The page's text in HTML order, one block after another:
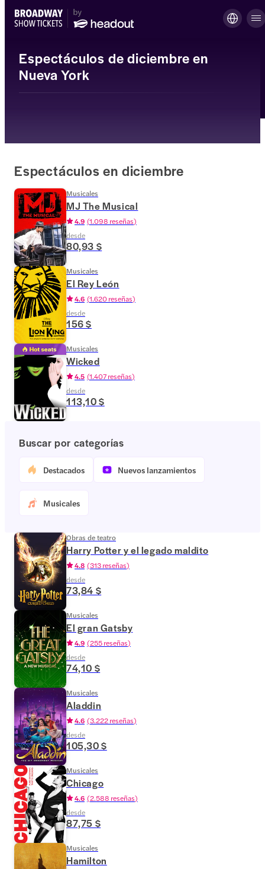
Espectáculos de diciembre en
Nueva York
Espectáculos en diciembre
Musicales
MJ The Musical
4.9 (1.098 reseñas)
desde
80,93 $
Musicales
El Rey León
4.6 (1.620 reseñas)
desde
156 $
Musicales
Wicked
4.5 (1.407 reseñas)
desde
113,10 $
Buscar por categorías
Destacados Nuevos lanzamientos
Musicales
Obras de teatro
Harry Potter y el legado maldito
4.8 (313 reseñas)
desde
73,84 $
Musicales
El gran Gatsby
4.9 (255 reseñas)
desde
74,10 $
Musicales
Aladdin
4.6 (3.222 reseñas)
desde
105,30 $
Musicales
Chicago
4.6 (2.588 reseñas)
desde
87,75 $
Musicales
Hamilton